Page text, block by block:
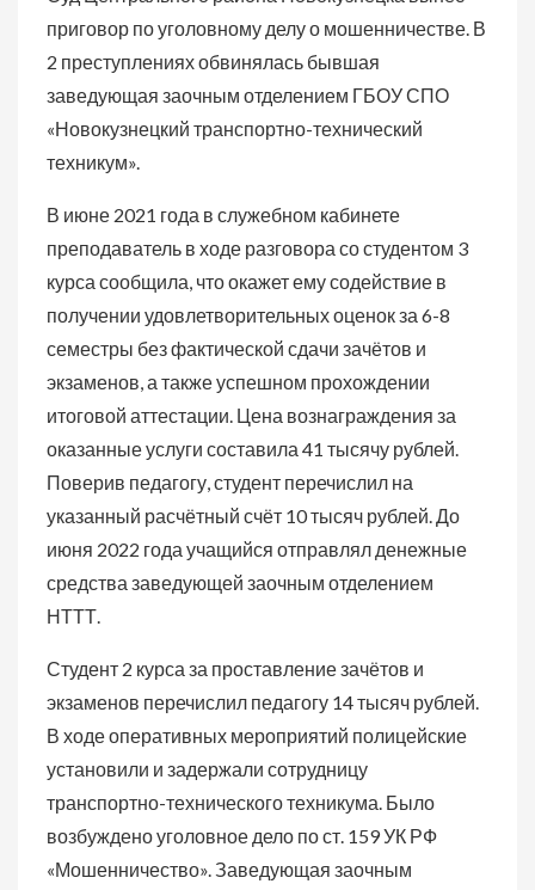
приговор по уголовному делу о мошенничестве. В
2 преступлениях обвинялась бывшая
заведующая заочным отделением ГБОУ СПО
«Новокузнецкий транспортно-технический
техникум».
В июне 2021 года в служебном кабинете
преподаватель в ходе разговора со студентом 3
курса сообщила, что окажет ему содействие в
получении удовлетворительных оценок за 6-8
семестры без фактической сдачи зачётов и
экзаменов, а также успешном прохождении
итоговой аттестации. Цена вознаграждения за
оказанные услуги составила 41 тысячу рублей.
Поверив педагогу, студент перечислил на
указанный расчётный счёт 10 тысяч рублей. До
июня 2022 года учащийся отправлял денежные
средства заведующей заочным отделением
НТТТ.
Студент 2 курса за проставление зачётов и
экзаменов перечислил педагогу 14 тысяч рублей.
В ходе оперативных мероприятий полицейские
установили и задержали сотрудницу
транспортно-технического техникума. Было
возбуждено уголовное дело по ст. 159 УК РФ
«Мошенничество». Заведующая заочным